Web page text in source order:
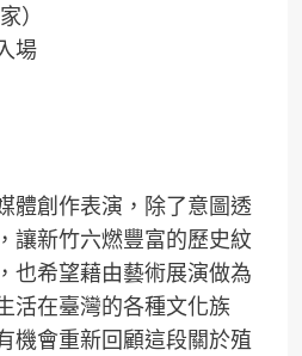
）
場
體創作表演，除了意圖透
讓新竹六燃豐富的歷史紋
也希望藉由藝術展演做為
活在臺灣的各種文化族
機會重新回顧這段關於殖